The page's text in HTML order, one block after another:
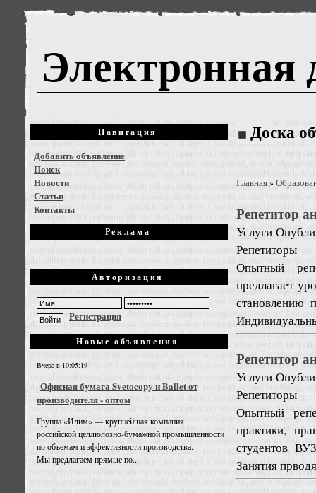
Электронная
Навигация
Добавить объявление
Поиск
Новости
Статьи
Контакты
Реклама
Авторизация
Регистрация
Новые объявления
Вчера в 10:05:19
Офисная бумага Svetocopy и Ballet от
производителя - оптом
Группа «Илим» — крупнейшая компания
российской целлюлозно-бумажной промышленности
по объемам и эффективности производства.
Мы предлагаем прямые по...
Доска
Главная»
Репетитор
Услуги
Репетиторы
Опытный
предлагает
становлению
Репетитор
Услуги
Репетиторы
Опытный
практики,
студентов
Занятия